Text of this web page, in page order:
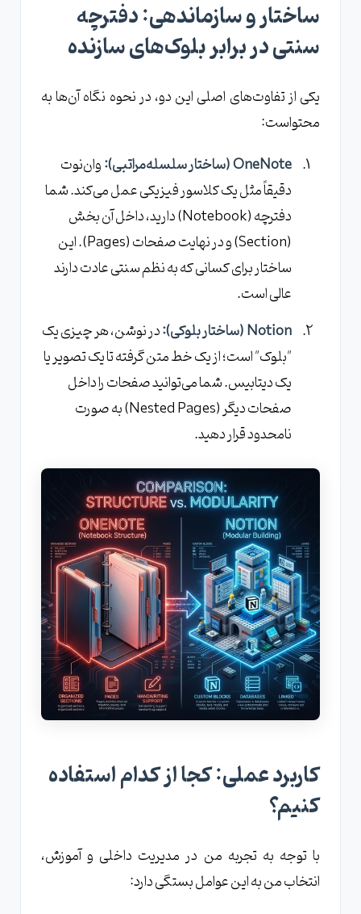
ساختار و سازماندهی: دفترچه
سنتی در برابر بلوک‌های سازنده
یکی از تفاوت‌های اصلی این دو، در نحوه نگاه آن‌ها به
محتواست:
OneNote (ساختار سلسله‌مراتبی):
وان‌نوت
دقیقاً مثل یک کلاسور فیزیکی عمل می‌کند. شما
دفترچه (Notebook) دارید، داخل آن بخش
(Section) و در نهایت صفحات (Pages). این
ساختار برای کسانی که به نظم سنتی عادت دارند
عالی است.
Notion (ساختار بلوکی):
در نوشن، هر چیزی یک
"بلوک" است؛ از یک خط متن گرفته تا یک تصویر یا
یک دیتابیس. شما می‌توانید صفحات را داخل
صفحات دیگر (Nested Pages) به صورت
نامحدود قرار دهید.
کاربرد عملی: کجا از کدام استفاده
کنیم؟
با توجه به تجربه من در مدیریت داخلی و آموزش،
انتخاب من به این عوامل بستگی دارد: